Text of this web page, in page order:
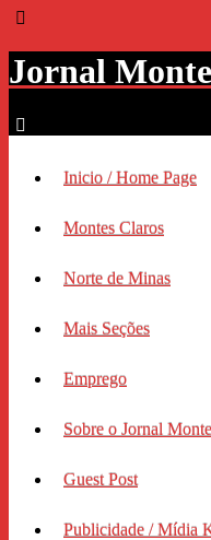
Jornal
Inicio / Home Page
Montes Claros
Norte de Minas
Mais Seções
Emprego
Sobre o Jornal
Guest Post
Publicidade / Mídia